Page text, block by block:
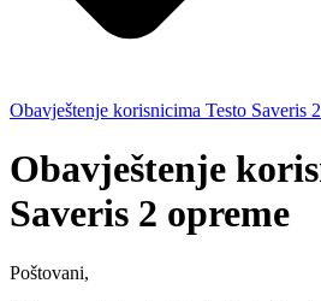
Obavještenje korisnicima Testo Saveris
Obavještenje
Saveris 2 opreme
Poštovani,